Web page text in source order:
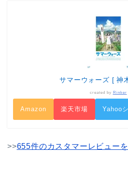
サマーウォーズ [ 神
created by Rinker
Amazon 楽天市場 Yahoo
>>655件のカスタマーレビュー